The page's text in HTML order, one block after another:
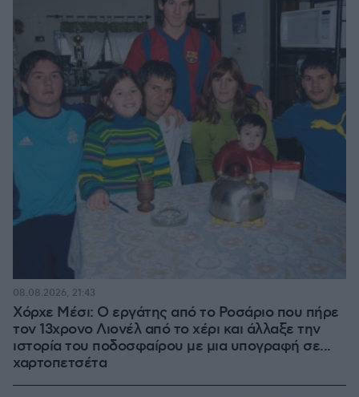
Χόρχε Μέσι: Ο εργάτης από το Ροσάριο που πήρε
τον 13χρονο Λιονέλ από το χέρι και άλλαξε την
ιστορία του ποδοσφαίρου με μια υπογραφή σε...
χαρτοπετσέτα
08.08.2026, 21:43